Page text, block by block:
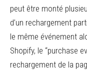
peut être monté
d’un rechargement
le même événement
Shopify, le “purchase
rechargement de la